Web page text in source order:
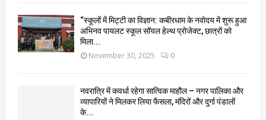
“स्कूलों में मिट्टी का विज्ञान: कबीरधाम के नवोदय में शुरू हुआ
अभिनव पायलट स्कूल सॉयल हेल्थ प्रोजेक्ट, छात्रों को
मिला...
November 30, 2025 0
नवरात्रि में कवर्धा रहेगा सात्विक माहौल – नगर पालिका और
व्यापारियों ने मिलकर लिया फैसला, मंदिरों और दुर्गा पंडालों
के...